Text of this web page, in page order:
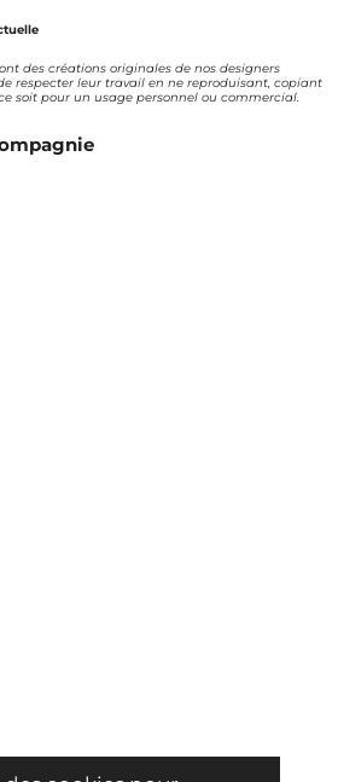
des créations originales de nos designers
respecter leur travail en ne reproduisant, copiant
soit pour un usage personnel ou commercial.